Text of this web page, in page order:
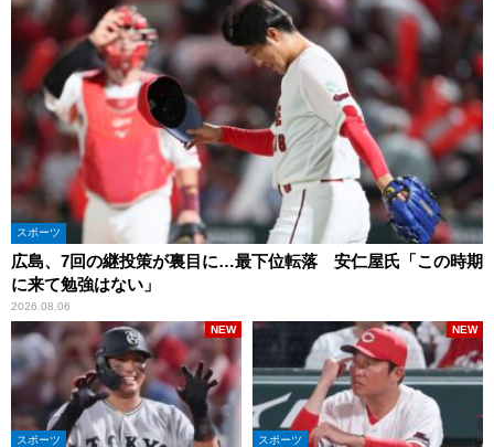
スポーツ
広島、7回の継投策が裏目に…最下位転落 安仁屋氏「この時期
に来て勉強はない」
2026.08.06
スポーツ
NEW
スポーツ
NEW